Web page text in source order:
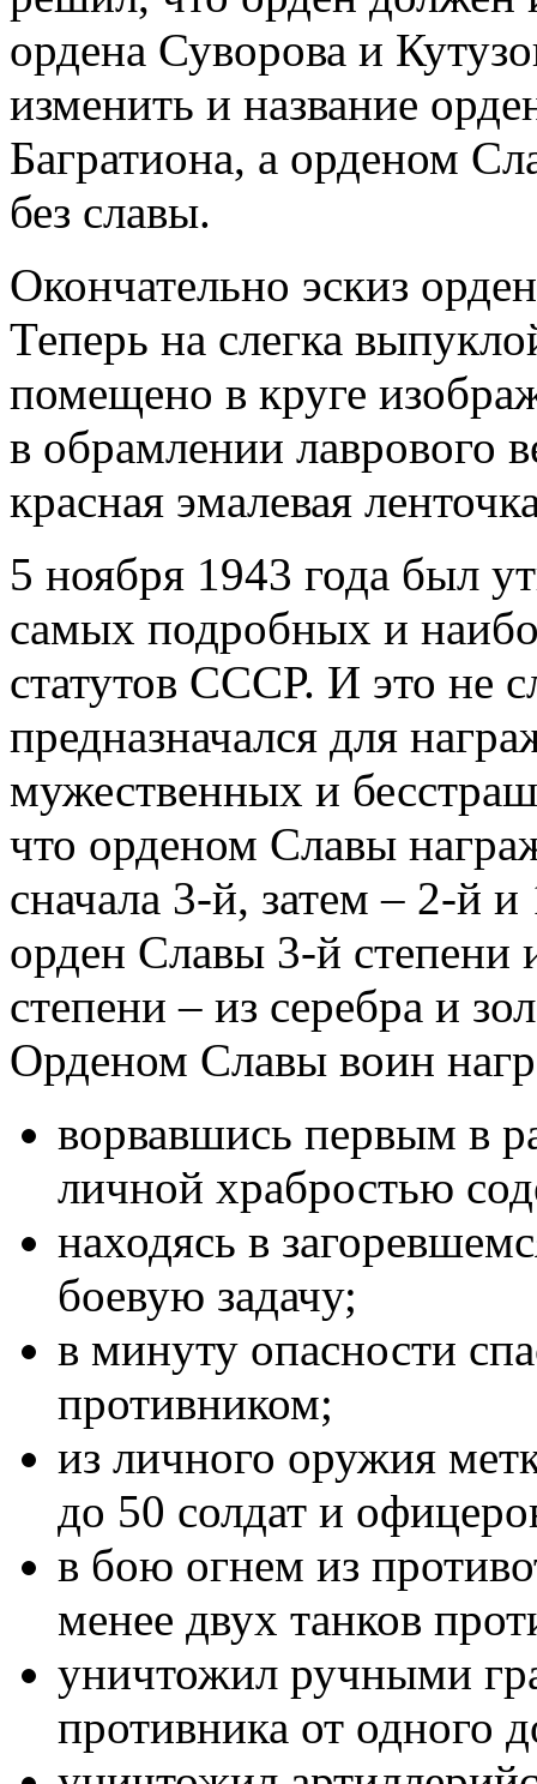
ордена Суворова и
изменить и название
Багратиона, а орденом
без славы.
Окончательно эскиз
Теперь на слегка
помещено в круге
в обрамлении лаврового
красная эмалевая
5 ноября 1943 года был
самых подробных и
статутов СССР. И это не
предназначался для
мужественных и
что орденом Славы
сначала 3-й, затем – 2-й
орден Славы 3-й степени
степени – из серебра и
Орденом Славы воин
ворвавшись первым в
личной храбростью
находясь в
боевую задачу;
в минуту опасности
противником;
из личного оружия
до 50 солдат и
в бою огнем из
менее двух танков
уничтожил ручными
противника от одного